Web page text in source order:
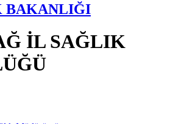
BAKANLIĞI
İL SAĞLIK